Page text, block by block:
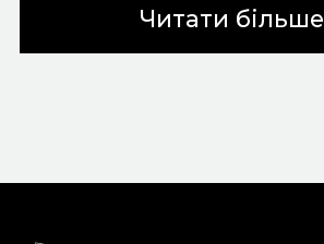
Читати більше